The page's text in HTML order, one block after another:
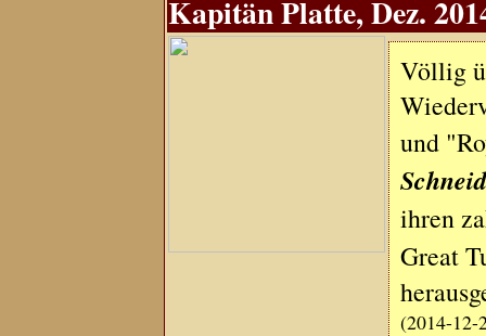
Kapitän Platte, Dez.
Völlig
und
ihren
Great
(2014-12-